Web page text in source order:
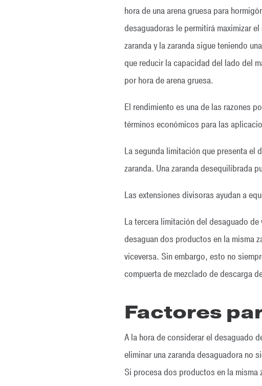
hora de una arena gruesa para
desaguadoras le permitirá maximizar
zaranda y la zaranda sigue teniendo
que reducir la capacidad del lado del
por hora de arena gruesa.
El rendimiento es una de las razones
términos económicos para las
La segunda limitación que presenta el
zaranda. Una zaranda desequilibrada
Las extensiones divisoras ayudan a
La tercera limitación del desaguado
desaguan dos productos en la misma
viceversa. Sin embargo, esto no
compuerta de mezclado de descarga
Factores
A la hora de considerar el desaguado
eliminar una zaranda desaguadora no
Si procesa dos productos en la